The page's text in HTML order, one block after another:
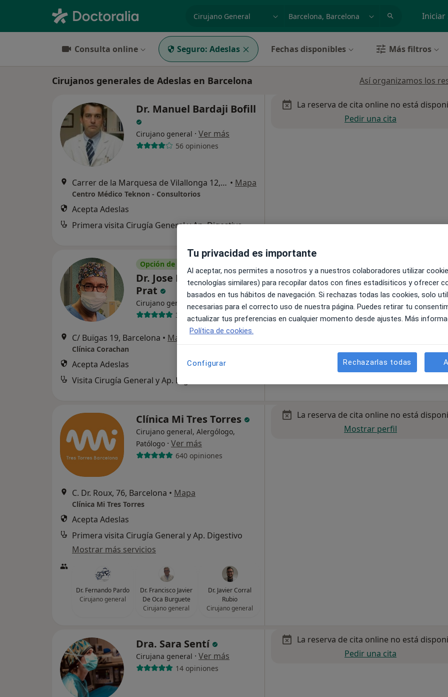
Iniciar
Consulta online Seguro: Adeslas Fechas disponibles Más filtros
Cirujanos generales de Adeslas en Barcelona Así organizamos los
Dr. Manuel Bardaji Bofill
Cirujano general · Ver más
56 opiniones
Carrer de la Marquesa de Vilallonga 12, Barcelona • Mapa
Centro Médico Teknon - Consultorios
Acepta Adeslas
Primera visita Cirugía General y Ap. Digestivo
La reserva de cita online no está
Pedir una cita
Opción de pago online
Dr. Jose Maria Mullerat
Prat
Cirujano general·Ver más
316 opiniones
C/ Buïgas 19, Barcelona • Mapa
Clínica Corachan
Acepta Adeslas
Visita Cirugía General y Ap. Digestivo
La reserva de cita online no está
Pedir una cita
Clínica Mi Tres Torres
Cirujano general, Alergólogo,
Patólogo · Ver más
640 opiniones
C. Dr. Roux, 76, Barcelona • Mapa
Clínica Mi Tres Torres
Acepta Adeslas
Primera visita Cirugía General y Ap. Digestivo
Mostrar más servicios
Dr. Fernando Pardo
Cirujano general
Dr. Francisco Javier
De Oca Burguete
Cirujano general
Dr. Javier Corral
Rubio
Cirujano general
La reserva de cita online no está
Mostrar perfil
Dra. Sara Sentí
Cirujana general · Ver más
14 opiniones
La reserva de cita online no está
Pedir una cita
Tu privacidad es importante
Al aceptar, nos permites a nosotros y a nuestros colaboradores utilizar
tecnologías similares) para recopilar datos con fines estadísiticos y ofrecer
basados en tus hábitos de navegación. Si rechazas todas las cookies, solo
necesarias para el correcto uso de nuestra página. Puedes retirar tu
actualizar tus preferencias en cualquier momento desde ajustes. Más
Política de cookies.
Configurar Rechazarlas todas